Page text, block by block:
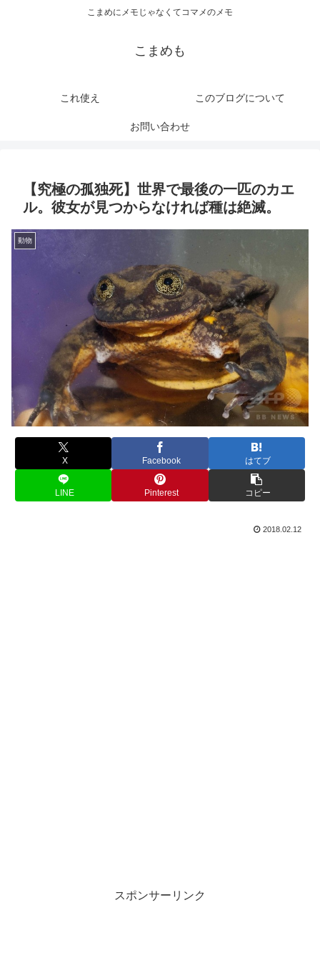
こまめにメモじゃなくてコマメのメモ
こまめも
これ使え このブログについて
お問い合わせ
【究極の孤独死】世界で最後の一匹のカエ
ル。彼女が見つからなければ種は絶滅。
動物
X Facebook はてブ
LINE Pinterest コピー
2018.02.12
スポンサーリンク